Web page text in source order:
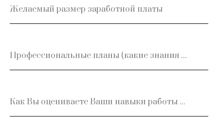
Желаемый размер заработной платы
Профессиональные планы (какие знания и навыки Вы бы хотели совершенствовать, какие приобрести)
Как Вы оцениваете Ваши навыки работы с компьютером? Укажите, с какими программами Вы работаете